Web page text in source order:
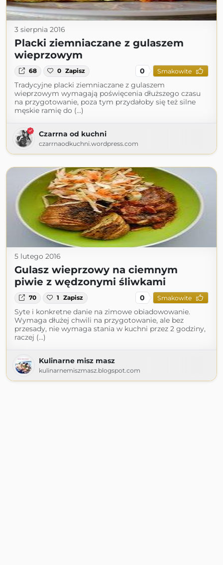
3 sierpnia 2016
Placki ziemniaczane z gulaszem
wieprzowym
68 0 Zapisz 0 Smakowite
Tradycyjne placki ziemniaczane z gulaszem
wieprzowym wymagają poświęcenia dłuższego czasu
na przygotowanie, poza tym przydałoby się też silne
męskie ramię do (...)
Czarrna od kuchni
czarrnaodkuchni.wordpress.com
5 lutego 2016
Gulasz wieprzowy na ciemnym
piwie z wędzonymi śliwkami
70 1 Zapisz 0 Smakowite
Syte i konkretne danie na zimowe obiadowowanie.
Wymaga dłużej chwili na przygotowanie, ale bez
przesady, nie wymaga stania w kuchni przez 2 godziny,
raczej (...)
Kulinarne misz masz
kulinarnemiszmasz.blogspot.com